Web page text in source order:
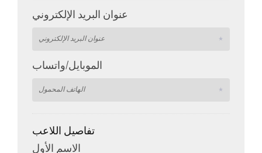
عنوان البريد الإلكتروني
الموبايل/واتساب
تفاصيل اللاعب
الاسم الأول